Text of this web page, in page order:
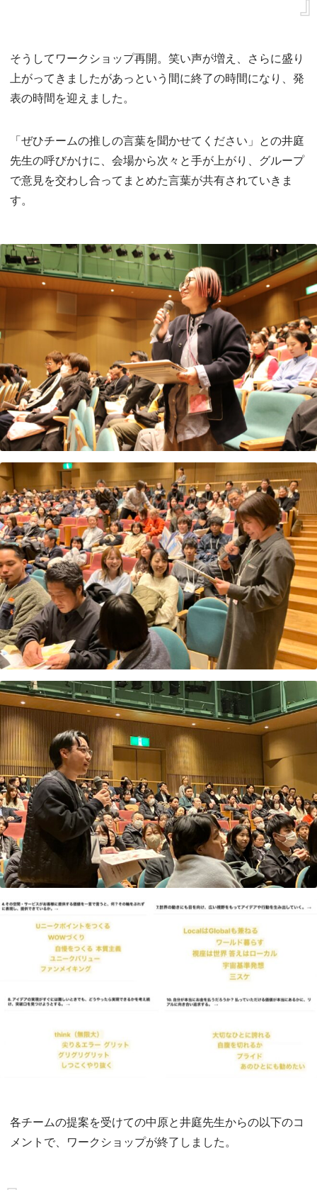
そうしてワークショップ再開。笑い声が増え、さらに盛り
上がってきましたがあっという間に終了の時間になり、発
表の時間を迎えました。
「ぜひチームの推しの言葉を聞かせてください」との井庭
先生の呼びかけに、会場から次々と手が上がり、グループ
で意見を交わし合ってまとめた言葉が共有されていきま
す。
各チームの提案を受けての中原と井庭先生からの以下のコ
メントで、ワークショップが終了しました。